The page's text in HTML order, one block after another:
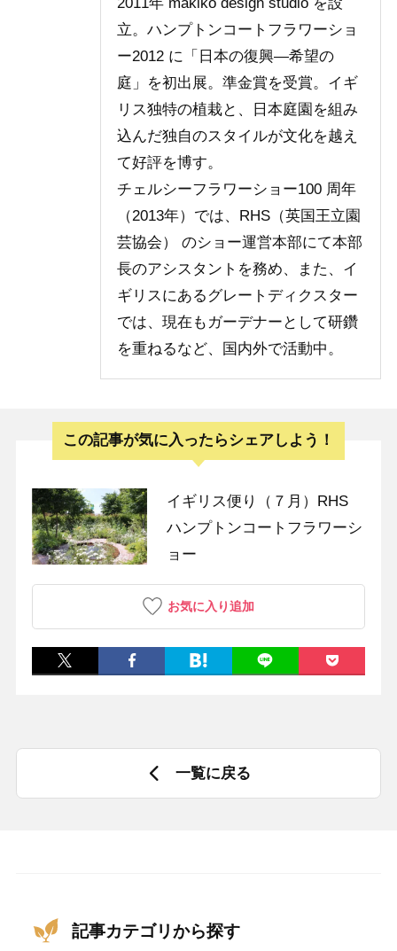
立。ハンプトンコートフラワーショ
ー2012 に「日本の復興―希望の
庭」を初出展。準金賞を受賞。イギ
リス独特の植栽と、日本庭園を組み
込んだ独自のスタイルが文化を越え
て好評を博す。
チェルシーフラワーショー100 周年
（2013年）では、RHS（英国王立園
芸協会） のショー運営本部にて本部
長のアシスタントを務め、また、イ
ギリスにあるグレートディクスター
では、現在もガーデナーとして研鑽
を重ねるなど、国内外で活動中。
この記事が気に入ったらシェアしよう！
イギリス便り（７月）RHS
ハンプトンコートフラワーシ
ョー
お気に入り追加
一覧に戻る
記事カテゴリから探す